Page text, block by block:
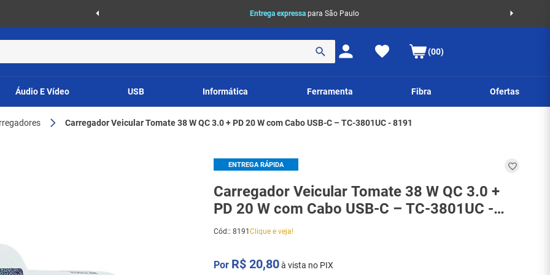
Entrega expressa para São Paulo
(00)
Áudio E Vídeo USB Informática Ferramenta Fibra Ofertas
Carregador Veicular Tomate 38 W QC 3.0 + PD 20 W com Cabo USB-C – TC-3801UC - 8191
ENTREGA RÁPIDA
Carregador Veicular Tomate 38 W QC 3.0 +
PD 20 W com Cabo USB-C – TC-3801UC -
8191
Cód::8191Clique e veja!
R$ 20,80à vista no PIX